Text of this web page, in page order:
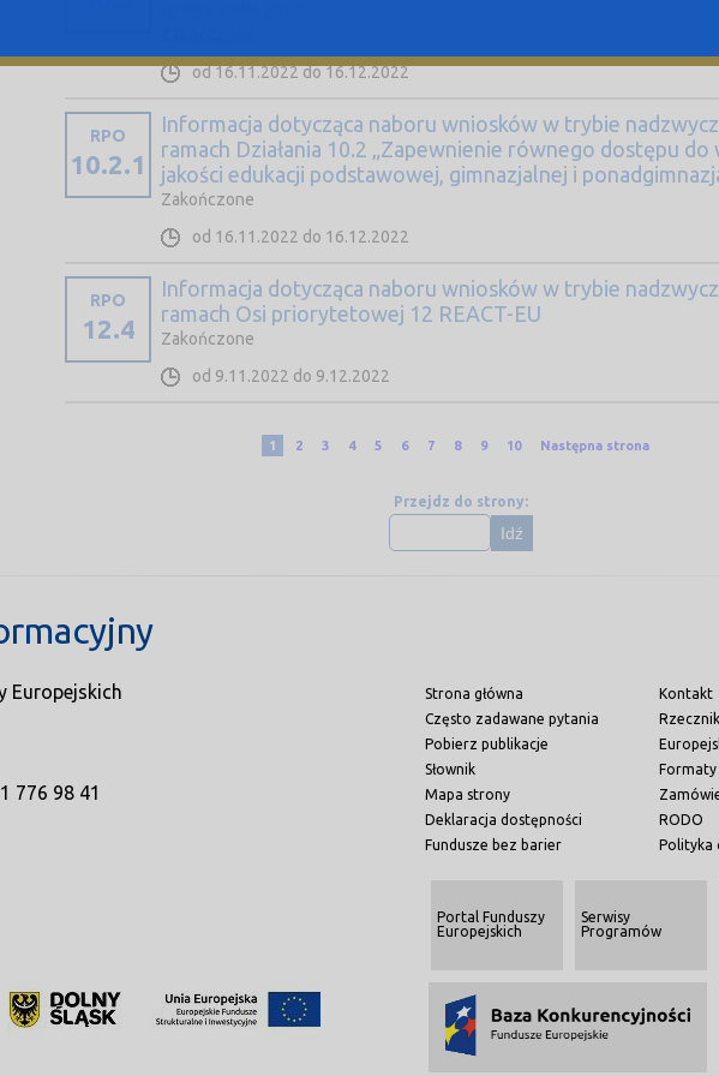
od 16.11.2022 do 16.12.2022
RPO
10.2.1
Informacja dotycząca naboru wniosków w trybie
ramach Działania 10.2 „Zapewnienie równego dostępu do
jakości edukacji podstawowej, gimnazjalnej i
Zakończone
od 16.11.2022 do 16.12.2022
RPO
12.4
Informacja dotycząca naboru wniosków w trybie
ramach Osi priorytetowej 12 REACT-EU
Zakończone
od 9.11.2022 do 9.12.2022
1 2 3 4 5 6 7 8 9 10 Następna strona
Przejdz do strony:
Idź
Europejskich
776 98 41
Strona główna
Często zadawane pytania
Pobierz publikacje
Słownik
Mapa strony
Deklaracja dostępności
Fundusze bez barier
Kontakt
Formaty
RODO
Polityka
Serwisy
Programów
Portal Funduszy
Europejskich